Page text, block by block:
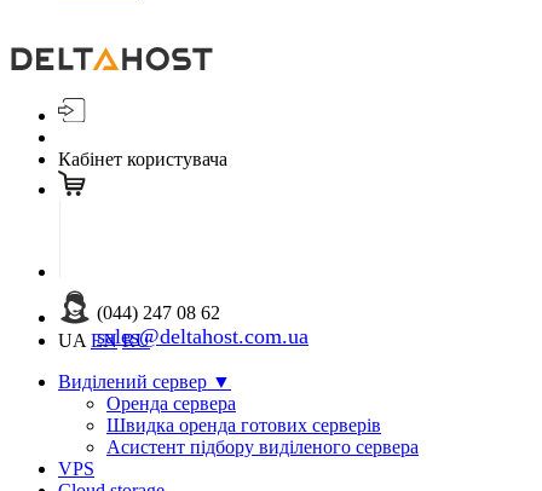
Кабінет користувача
(044) 247 08 62
sales@deltahost.com.ua
UA EN RU
Виділений сервер ▼
Оренда сервера
Швидка оренда готових серверів
Асистент підбору виділеного сервера
VPS